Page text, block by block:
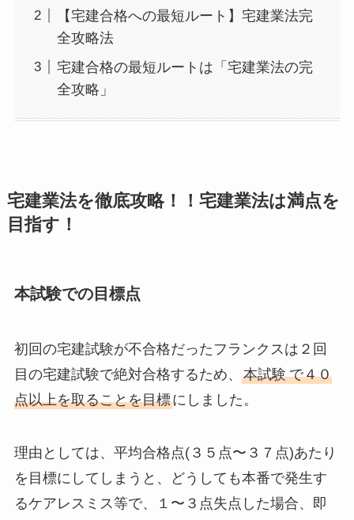
【宅建合格への最短ルート】宅建業法完
全攻略法
宅建合格の最短ルートは「宅建業法の完
全攻略」
宅建業法を徹底攻略！！宅建業法は満点を
目指す！
本試験での目標点
初回の宅建試験が不合格だったフランクスは２回
目の宅建試験で絶対合格するため、 本試験 で４０
点以上を取ることを目標にしました。
理由としては、 平均合格点(３５点〜３７点)あたり
を目標にしてしまうと、どうしても本番で発生す
るケアレスミス等で、１〜３点失点した場合、 即